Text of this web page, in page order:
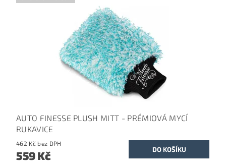
AUTO FINESSE PLUSH MITT - PRÉMIOVÁ MYCÍ
RUKAVICE
462 Kč bez DPH
559 Kč